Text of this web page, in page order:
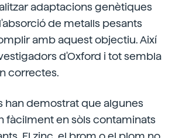
adaptacions genètiques
de metalls pesants
amb aquest objectiu. Així
d'Oxford i tot sembla
correctes.
han demostrat que algunes
fàcilment en sòls contaminats